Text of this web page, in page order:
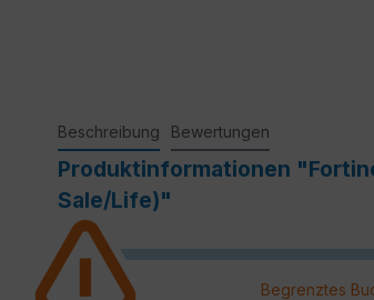
Beschreibung Bewertungen
Produktinformationen
Sale/Life)"
Begrenztes